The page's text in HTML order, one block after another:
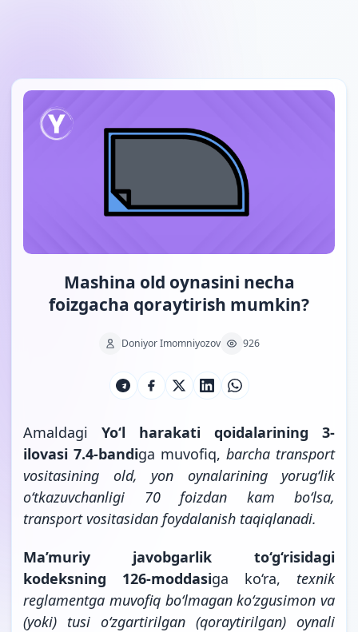
Mashina old oynasini necha
foizgacha qoraytirish mumkin?
Doniyor Imomniyozov 926
Amaldagi Yo‘l harakati qoidalarining 3-
ilovasi 7.4-bandiga muvofiq, barcha transport
vositasining old, yon oynalarining yorug‘lik
o‘tkazuvchanligi 70 foizdan kam bo‘lsa,
transport vositasidan foydalanish taqiqlanadi.
Ma’muriy javobgarlik to‘g‘risidagi
kodeksning 126-moddasiga ko‘ra, texnik
reglamentga muvofiq bo‘lmagan ko‘zgusimon va
(yoki) tusi o‘zgartirilgan (qoraytirilgan) oynali